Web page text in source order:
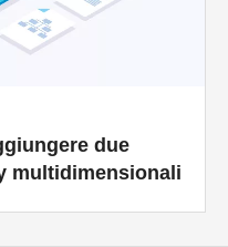
due
multidimensionali